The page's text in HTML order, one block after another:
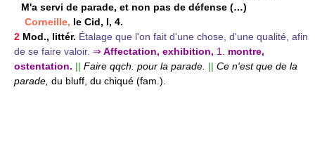
M'a servi de parade, et non pas de défense (…)
Corneille, le Cid, I, 4.
2 Mod., littér. Étalage que l'on fait d'une chose, d'une qualité, afin
de se faire valoir. ⇒ Affectation, exhibition, 1. montre,
ostentation. || Faire qqch. pour la parade. || Ce n'est que de la
parade, du bluff, du chiqué (fam.).